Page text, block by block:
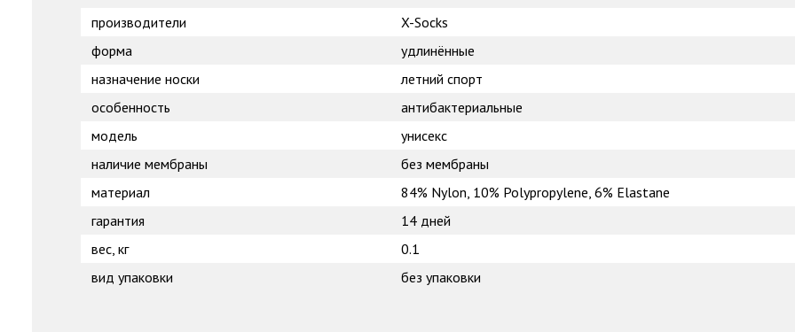
производители
X-Socks
форма
удлинённые
назначение носки
летний спорт
особенность
антибактериальные
модель
унисекс
наличие мембраны
без мембраны
материал
84% Nylon, 10% Polypropylene, 6% Elastane
гарантия
14 дней
вес, кг
0.1
вид упаковки
без упаковки